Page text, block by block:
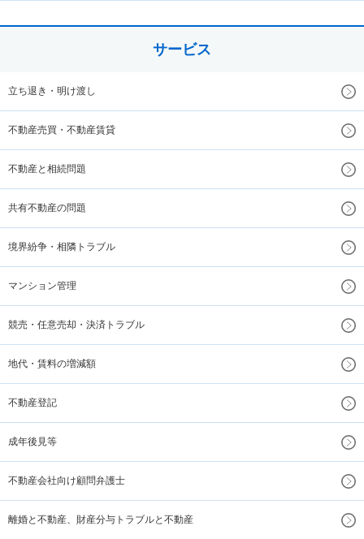
サービス
立ち退き・明け渡し
不動産売買・不動産賃貸
不動産と相続問題
共有不動産の問題
境界紛争・相隣トラブル
マンション管理
競売・任意売却・決済トラブル
地代・賃料の増減額
不動産登記
成年後見等
不動産会社向け顧問弁護士
離婚と不動産、財産分与トラブルと不動産